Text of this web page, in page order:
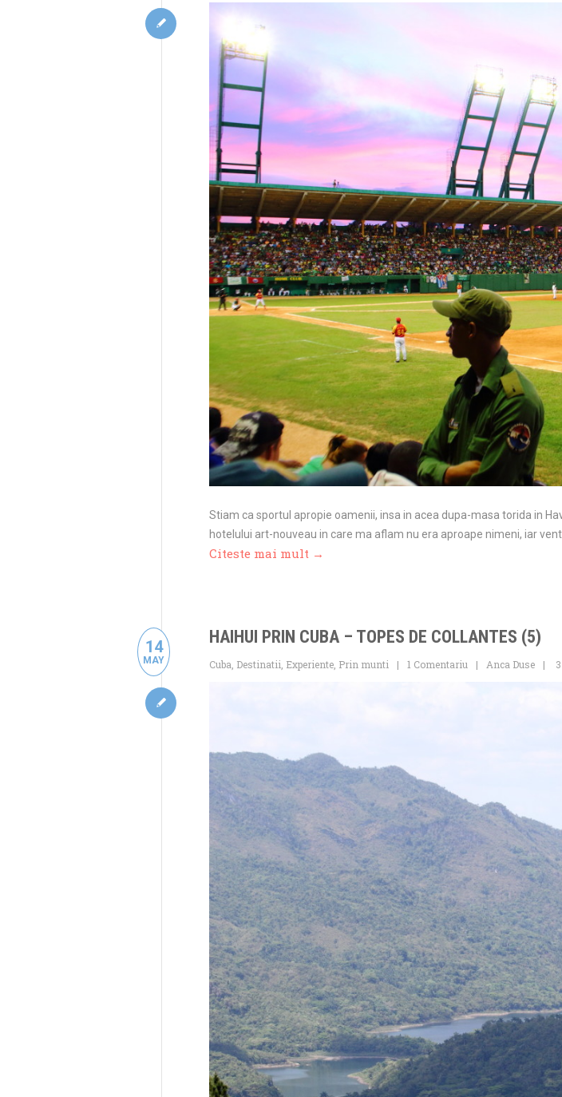
Stiam ca sportul apropie oamenii, insa in acea dupa-masa torida in
hotelului art-nouveau in care ma aflam nu era aproape nimeni, iar
Citeste mai mult →
14
MAY
HAIHUI PRIN CUBA – TOPES DE COLLANTES (5)
Cuba Destinatii Experiente Prin munti 1 Comentariu Anca Duse 3